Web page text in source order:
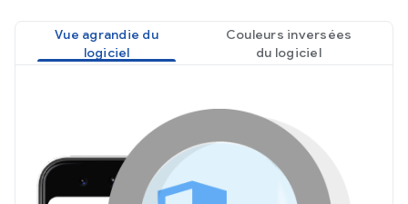
Vue agrandie du
logiciel
Couleurs inversées
du logiciel